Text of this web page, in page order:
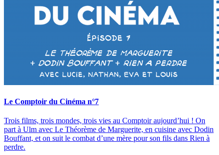
Le Comptoir du Cinéma n°7
Trois films, trois mondes, trois vies au Comptoir aujourd’hui ! On
part à Ulm avec Le Théorème de Marguerite, en cuisine avec Dodin
Bouffant, et on suit le combat d’une mère pour son fils dans Rien à
perdre.